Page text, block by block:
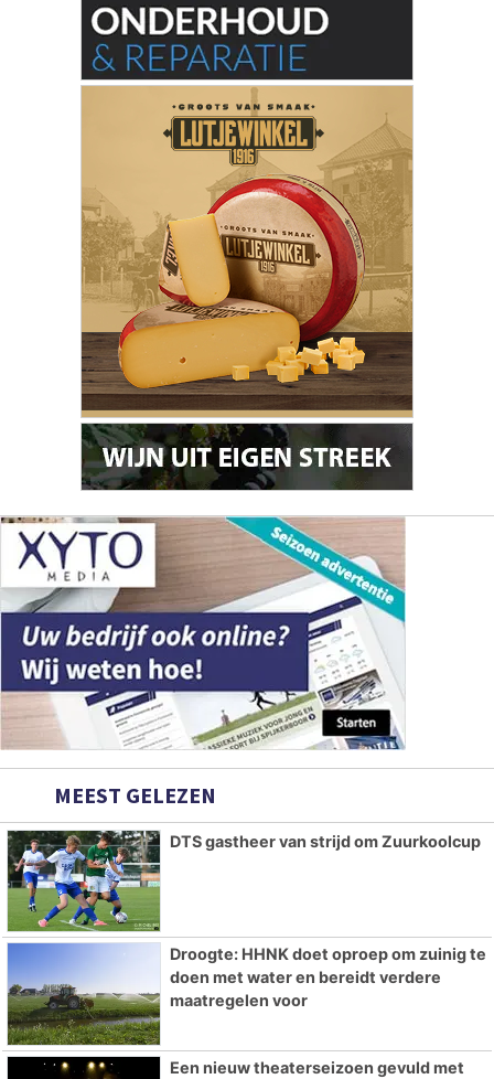
MEEST GELEZEN
DTS gastheer van strijd om Zuurkoolcup
Droogte: HHNK doet oproep om zuinig te
doen met water en bereidt verdere
maatregelen voor
Een nieuw theaterseizoen gevuld met